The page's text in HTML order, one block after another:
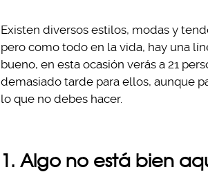
Existen diversos estilos, modas y
pero como todo en la vida, hay una
bueno, en esta ocasión verás a 21
demasiado tarde para ellos, aunque
lo que no debes hacer.
1. Algo no está bien